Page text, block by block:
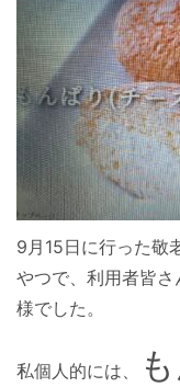
9月15日に行った敬
やつで、利用者皆
様でした。
私個人的には、